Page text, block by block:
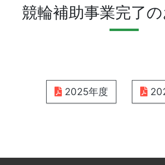
競輪補助事業完了
2025年度